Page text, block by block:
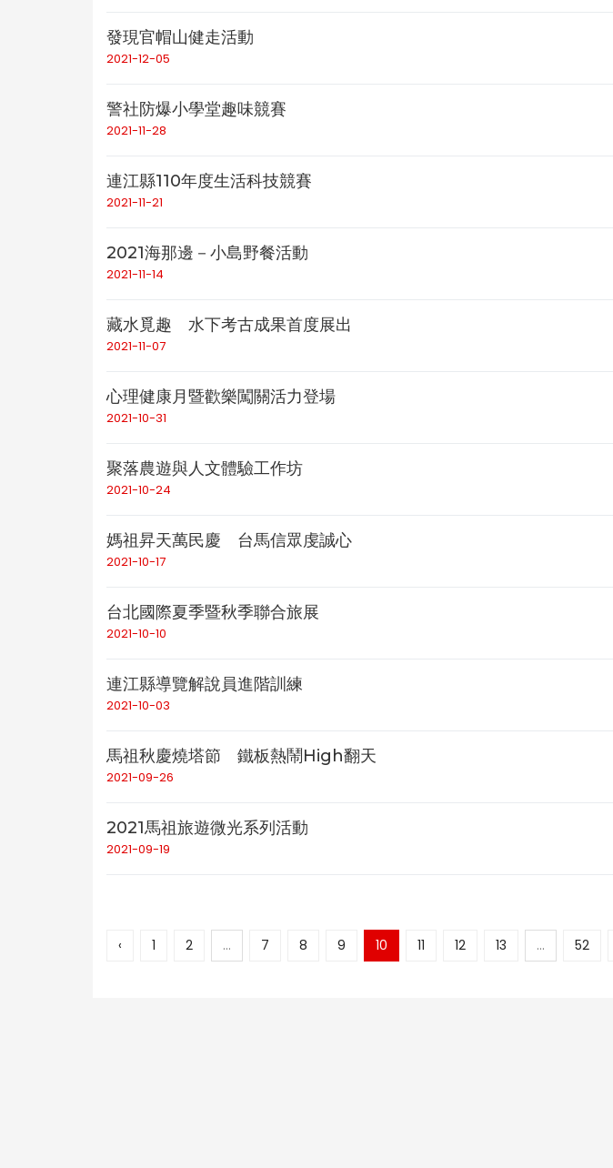
發現官帽山健走活動
2021-12-05
警社防爆小學堂趣味競賽
2021-11-28
連江縣110年度生活科技競賽
2021-11-21
2021海那邊－小島野餐活動
2021-11-14
藏水覓趣 水下考古成果首度展出
2021-11-07
心理健康月暨歡樂闖關活力登場
2021-10-31
聚落農遊與人文體驗工作坊
2021-10-24
媽祖昇天萬民慶 台馬信眾虔誠心
2021-10-17
台北國際夏季暨秋季聯合旅展
2021-10-10
連江縣導覽解說員進階訓練
2021-10-03
馬祖秋慶燒塔節 鐵板熱鬧High翻天
2021-09-26
2021馬祖旅遊微光系列活動
2021-09-19
‹ 1 2 ... 7 8 9 10 11 12 13 ... 52